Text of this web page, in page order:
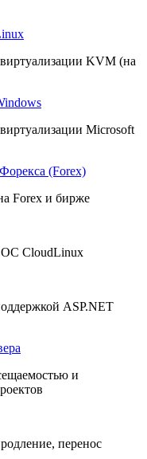
KVM (на
Microsoft
(Forex)
Forex и бирже
CloudLinux
ASP.NET
и
перенос